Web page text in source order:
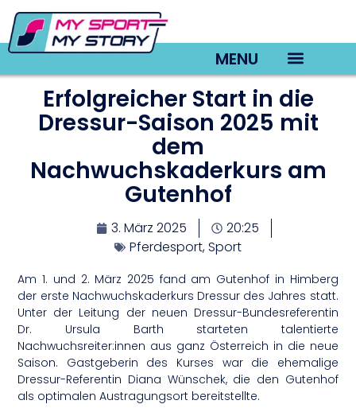
MENU
Erfolgreicher Start in die
Dressur-Saison 2025 mit
dem
Nachwuchskaderkurs am
Gutenhof
3. März 2025
20:25
Pferdesport,Sport
Am 1. und 2. März 2025 fand am Gutenhof in Himberg
der erste Nachwuchskaderkurs Dressur des Jahres statt.
Unter der Leitung der neuen Dressur-Bundesreferentin
Dr. Ursula Barth starteten talentierte
Nachwuchsreiter:innen aus ganz Österreich in die neue
Saison. Gastgeberin des Kurses war die ehemalige
Dressur-Referentin Diana Wünschek, die den Gutenhof
als optimalen Austragungsort bereitstellte.